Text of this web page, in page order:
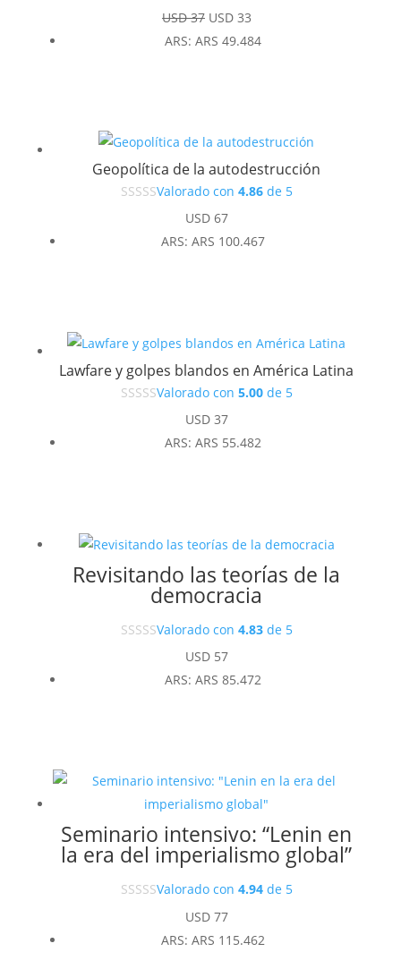
USD37 El
precio
USD33El
precio
ARS: ARS 49.484
Geopolítica de la autodestrucción
Valorado con 4.86de 5
USD67
ARS: ARS 100.467
Lawfare y golpes blandos en América Latina
Valorado con 5.00de 5
USD37
ARS: ARS 55.482
Revisitando las teorías de la
democracia
Valorado con 4.83de 5
USD57
ARS: ARS 85.472
Seminario intensivo: “Lenin en
la era del imperialismo global”
Valorado con 4.94de 5
USD77
ARS: ARS 115.462